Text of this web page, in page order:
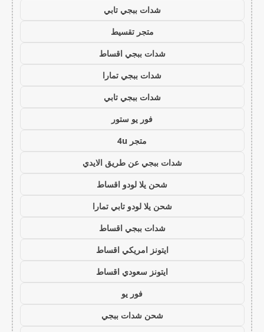
شدات ببجي تابي
متجر تقسيط
شدات ببجي اقساط
شدات ببجي تمارا
شدات ببجي تابي
فور يو ستور
متجر 4u
شدات ببجي عن طريق الايدي
شحن يلا لودو اقساط
شحن يلا لودو تابي تمارا
شدات ببجي اقساط
ايتونز امريكي اقساط
ايتونز سعودي اقساط
فور يو
شحن شدات ببجي